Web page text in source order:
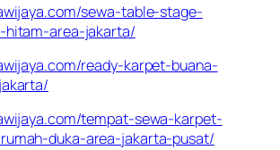
sewa-table-stage-
hitam-area-jakarta/
ready-karpet-buana-
tempat-sewa-karpet-
duka-area-jakarta-pusat/